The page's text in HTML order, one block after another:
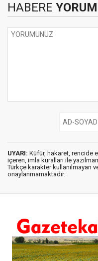
HABERE
UYARI: Küfür, hakaret, rencide
içeren, imla kuralları ile
Türkçe karakter kullanılmayan
onaylanmamaktadır.